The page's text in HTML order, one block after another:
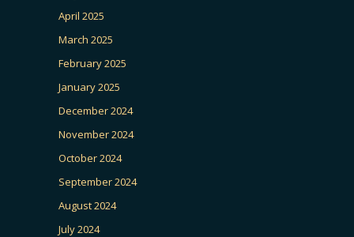
April 2025
March 2025
February 2025
January 2025
December 2024
November 2024
October 2024
September 2024
August 2024
July 2024